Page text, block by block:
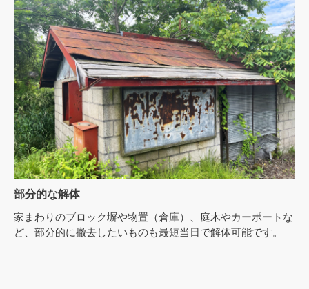
部分的な解体
家まわりのブロック塀や物置（倉庫）、庭木やカーポートな
ど、部分的に撤去したいものも最短当日で解体可能です。